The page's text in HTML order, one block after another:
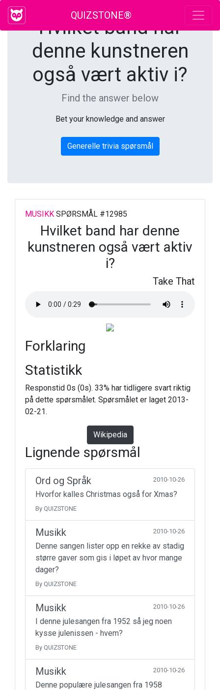
QUIZSTONE®
Hvilket band har
denne kunstneren
også vært aktiv i?
Find the answer below
Bet your knowledge and answer
Generelle trivia spørsmål
MUSIKK SPØRSMÅL #12985
Hvilket band har denne
kunstneren også vært aktiv
i?
Take That
Forklaring
Statistikk
Responstid 0s (0s). 33% har tidligere svart riktig
på dette spørsmålet. Spørsmålet er laget 2013-
02-21.
Wikipedia
Lignende spørsmål
Ord og Språk 2010-10-26
Hvorfor kalles Christmas også for Xmas?
By QUIZSTONE
Musikk 2010-10-26
Denne sangen lister opp en rekke av stadig
større gaver som gis i løpet av hvor mange
dager?
By QUIZSTONE
Musikk 2010-10-26
I denne julesangen fra 1952 så jeg noen
kysse julenissen - hvem?
By QUIZSTONE
Musikk 2010-10-26
Denne populære julesangen fra 1958